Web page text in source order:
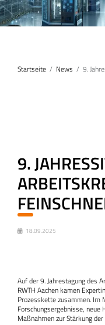
Startseite News 9.
9.
18.09.2025
Auf der 9. Jahrestagung des
RWTH Aachen kamen
Prozesskette zusammen.
Forschungsergebnisse, neue
Maßnahmen zur Stärkung